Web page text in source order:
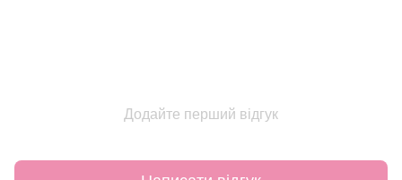
Додайте перший відгук